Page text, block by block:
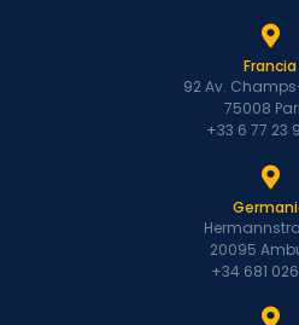
Francia
92 Av.
75008
+33 6 77 23
20095
+34 681